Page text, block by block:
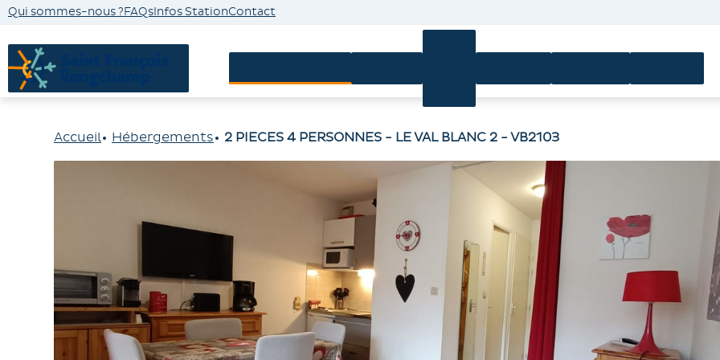
Qui sommes-nous ?FAQsInfos StationContact
Accueil Hébergements 2 PIECES 4 PERSONNES - LE VAL BLANC 2 - VB2103